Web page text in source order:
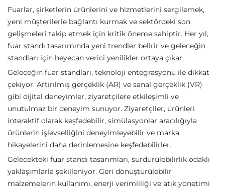
Fuarlar, şirketlerin ürünlerini ve hizmetlerini sergilemek,
yeni müşterilerle bağlantı kurmak ve sektördeki son
gelişmeleri takip etmek için kritik öneme sahiptir. Her yıl,
fuar standı tasarımında yeni trendler belirir ve geleceğin
standları için heyecan verici yenilikler ortaya çıkar.
Geleceğin fuar standları, teknoloji entegrasyonu ile dikkat
çekiyor. Artırılmış gerçeklik (AR) ve sanal gerçeklik (VR)
gibi dijital deneyimler, ziyaretçilere etkileşimli ve
unutulmaz bir deneyim sunuyor. Ziyaretçiler, ürünleri
interaktif olarak keşfedebilir, simülasyonlar aracılığıyla
ürünlerin işlevselliğini deneyimleyebilir ve marka
hikayelerini daha derinlemesine keşfedebilirler.
Gelecekteki fuar standı tasarımları, sürdürülebilirlik odaklı
yaklaşımlarla şekilleniyor. Geri dönüştürülebilir
malzemelerin kullanımı, enerji verimliliği ve atık yönetimi